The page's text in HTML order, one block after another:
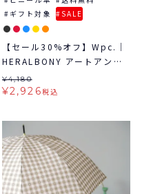
ギフト対象
SALE
【セール30%オフ】Wpc.｜
HERALBONY アートアンブ
レラ mini 雨傘 折りたたみ
ビニール傘 ギフト対象
¥4,180
¥2,926税込